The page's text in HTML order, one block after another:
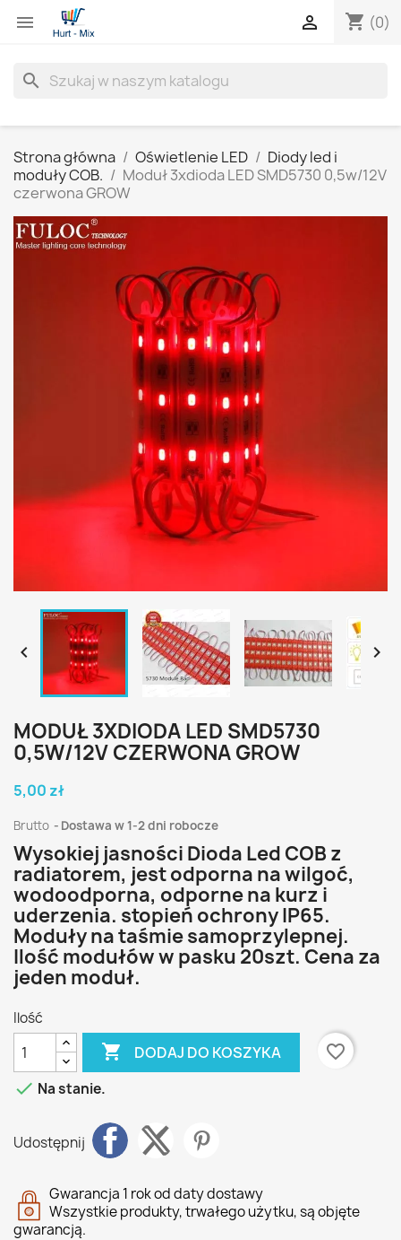
 shopping_cart (0)

search
Strona główna Oświetlenie LED
Diody led i
moduły COB.
Moduł 3xdioda LED SMD5730 0,5w/12V
czerwona GROW
 
MODUŁ 3XDIODA LED SMD5730
0,5W/12V CZERWONA GROW
5,00 zł
Brutto Dostawa w 1-2 dni robocze
Wysokiej jasności Dioda Led COB z
radiatorem, jest odporna na wilgoć,
wodoodporna, odporne na kurz i
uderzenia. stopień ochrony IP65.
Moduły na taśmie samoprzylepnej.
Ilość modułów w pasku 20szt. Cena za
jeden moduł.
Ilość
 DODAJ DO KOSZYKA
favorite_border
 Na stanie.
Udostępnij
Gwarancja 1 rok od daty dostawy
Wszystkie produkty, trwałego użytku, są objęte
gwarancją.